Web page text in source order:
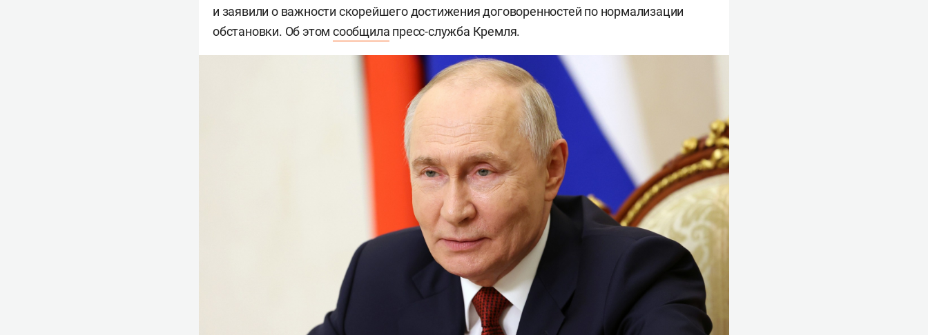
и заявили о важности скорейшего достижения договоренностей по нормализации
обстановки. Об этомсообщила пресс-служба Кремля.